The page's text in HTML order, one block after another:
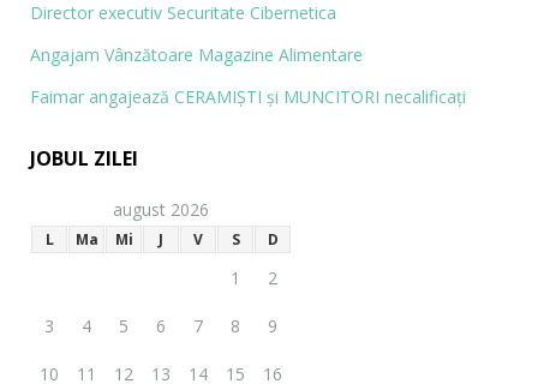
Director executiv Securitate Cibernetica
Angajam Vânzătoare Magazine Alimentare
Faimar angajează CERAMIŞTI și MUN­CITORI necalificaţi
JOBUL ZILEI
august 2026
L Ma Mi J V S D
1 2
3 4 5 6 7 8 9
10 11 12 13 14 15 16